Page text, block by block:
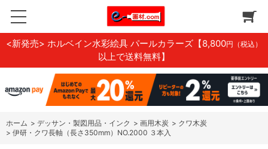
<新発売> ホルベイン水彩絵具 パールカラーズ 【8,800円（税込）
以上で送料無料】
ホーム > デッサン・製図用品・インク > 画用木炭 > クワ木炭
> 伊研・クワ長軸（長さ350mm）NO.2000 ３本入